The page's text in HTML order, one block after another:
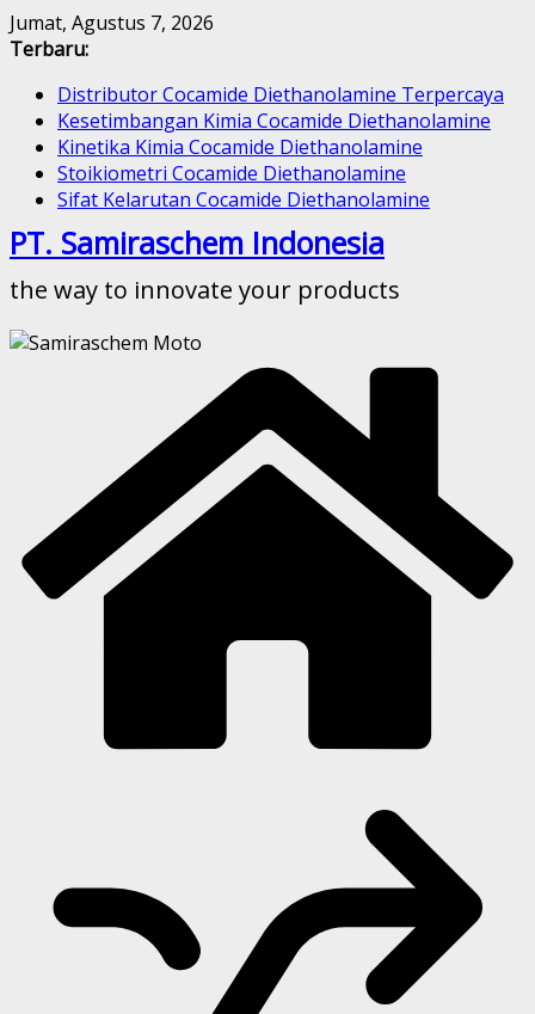
Skip
to
Jumat, Agustus 7, 2026
Terbaru:
Distributor Cocamide Diethanolamine Terpercaya
Kesetimbangan Kimia Cocamide Diethanolamine
Kinetika Kimia Cocamide Diethanolamine
Stoikiometri Cocamide Diethanolamine
Sifat Kelarutan Cocamide Diethanolamine
PT. Samiraschem Indonesia
the way to innovate your products